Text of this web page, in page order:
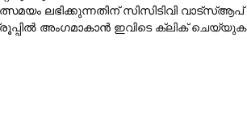
ലഭിക്കുന്നതിന് സിസിടിവി വാട്‌സ്ആപ്
അംഗമാകാന്‍ ഇവിടെ ക്ലിക് ചെയ്യുക